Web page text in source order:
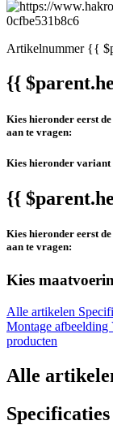
Artikelnummer{{
{{
Kies hieronder eerst
aan te vragen:
Kies hieronder variant
{{
Kies hieronder eerst
aan te vragen:
Kies
Alle artikelen
Montage afbeelding
producten
Alle
Specificaties